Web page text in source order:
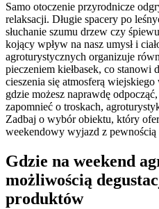
Samo otoczenie przyrodnicze
relaksacji. Długie spacery po
słuchanie szumu drzew czy
kojący wpływ na nasz umysł i
agroturystycznych organizuje
pieczeniem kiełbasek, co stanowi
cieszenia się atmosferą
gdzie możesz naprawdę
zapomnieć o troskach,
Zadbaj o wybór obiektu, który
weekendowy wyjazd z pewnością
Gdzie na weekend
możliwością
produktów